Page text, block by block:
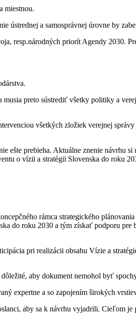
miestnou.
ústrednej a samosprávnej úrovne by
resp.národných priorít Agendy 2030.
preto sústrediť všetky politiky a
všetkých zložiek verejnej
ešte prebieha. Aktuálne znenie návrhu
o vízii a stratégii Slovenska do roku
rámca strategického
do roku 2030 a tým získať podporu pre
pri realizácii obsahu Vízie a
aby dokument nemohol byť
expertne a so zapojením širokých
aby sa k návrhu vyjadrili. Cieľom